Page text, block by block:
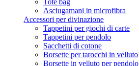
Tote bag
Asciugamani in microfibra
Accessori per divinazione
Tappetini per giochi di carte
Tappetini per pendolo
Sacchetti di cotone
Borsette per tarocchi in velluto
Borsette in velluto per pendolo